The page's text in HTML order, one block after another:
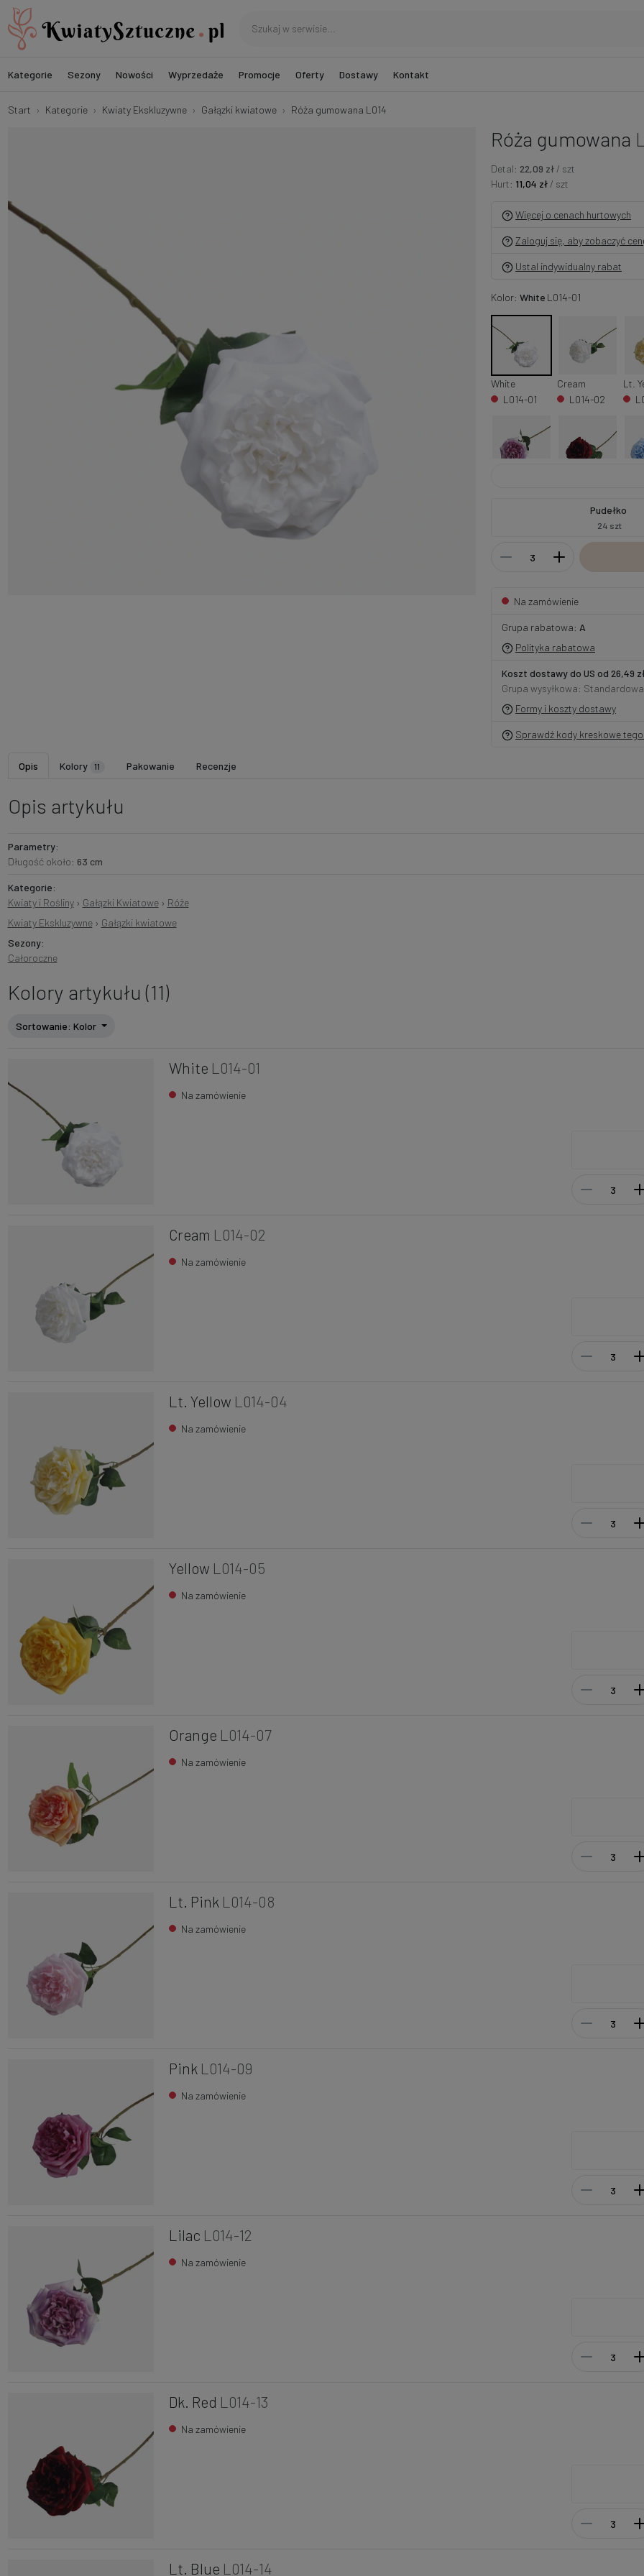
Kategorie Sezony Nowości Wyprzedaże Promocje Oferty Dostawy Kontakt
Start Kategorie Kwiaty Ekskluzywne Gałązki kwiatowe Róża gumowana L014
Róża gumowana
Detal: 22,09 zł / szt
Hurt: 11,04 zł / szt
Więcej o cenach hurtowych
Zaloguj się, aby zobaczyć
Ustal indywidualny rabat
Kolor: WhiteL014-01
White
L014-01
Cream
L014-02
Lt.
Pudełko
24 szt
Na zamówienie
Grupa rabatowa: A
Polityka rabatowa
Koszt dostawy do US od 26,49
Grupa wysyłkowa: Standardowa
Formy i koszty dostawy
Sprawdź kody kreskowe tego
Opis Kolory 11 Pakowanie Recenzje
Opis artykułu
Parametry:
Długość około: 63 cm
Kategorie:
Kwiaty i Rośliny› Gałązki Kwiatowe› Róże
Kwiaty Ekskluzywne› Gałązki kwiatowe
Sezony:
Całoroczne
Kolory artykułu (11)
Sortowanie : Kolor
White L014-01
Na zamówienie
Cream L014-02
Na zamówienie
Lt. Yellow L014-04
Na zamówienie
Yellow L014-05
Na zamówienie
Orange L014-07
Na zamówienie
Lt. Pink L014-08
Na zamówienie
Pink L014-09
Na zamówienie
Lilac L014-12
Na zamówienie
Dk. Red L014-13
Na zamówienie
Lt. Blue L014-14